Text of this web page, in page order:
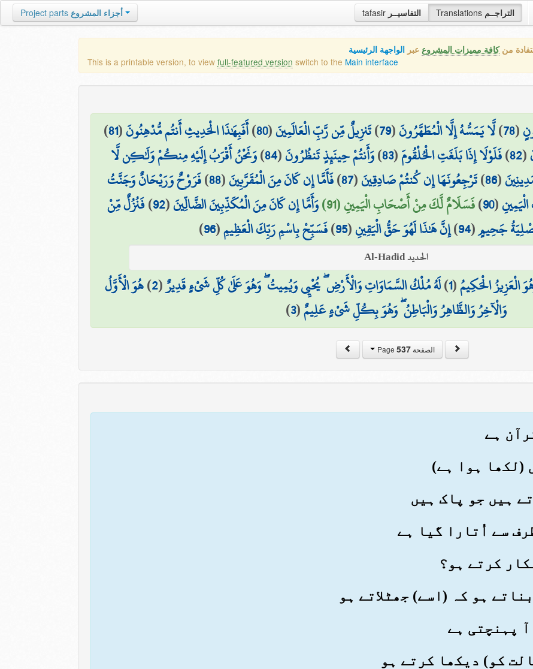
tafasir التفاسيــر Translations التراجــم Project parts أجزاء المشروع
منكافة مميزات المشروع عبر الواجهة الرئيسية
This is a printable version, to view full-featured version switch to the Main interface
(
78
)لَّا يَمَسُّهُ إِلَّا الْمُطَهَّرُونَ(
79
)تَنزِيلٌ مِّن رَّبِّ الْعَالَمِينَ(
80
)أَفَبِهَٰذَا الْحَدِيثِ أَنتُم مُّدْهِنُونَ(
81
)
(
82
)فَلَوْلَا إِذَا بَلَغَتِ الْحُلْقُومَ(
83
)وَأَنتُمْ حِينَئِذٍ تَنظُرُونَ(
84
)وَنَحْنُ أَقْرَبُ إِلَيْهِ مِنكُمْ وَلَٰكِن لَّا
(
86
)تَرْجِعُونَهَا إِن كُنتُمْ صَادِقِينَ(
87
)فَأَمَّا إِن كَانَ مِنَ الْمُقَرَّبِينَ(
88
)فَرَوْحٌ وَرَيْحَانٌ وَجَنَّتُ
(
90
)فَسَلَامٌ لَّكَ مِنْ أَصْحَابِ الْيَمِينِ (91) وَأَمَّا إِن كَانَ مِنَ الْمُكَذِّبِينَ الضَّالِّينَ(
92
)فَنُزُلٌ مِّنْ
جَحِيمٍ(
94
)إِنَّ هَٰذَا لَهُوَ حَقُّ الْيَقِينِ(
95
)فَسَبِّحْ بِاسْمِ رَبِّكَ الْعَظِيمِ(
96
)
الحديد Al-Hadid
الْعَزِيزُ الْحَكِيمُ(
1
)لَهُ مُلْكُ السَّمَاوَاتِ وَالْأَرْضِ ۖ يُحْيِي وَيُمِيتُ ۖ وَهُوَ عَلَىٰ كُلِّ شَيْءٍ قَدِيرٌ(
2
)هُوَ الْأَوَّلُ
وَالْآخِرُ وَالظَّاهِرُ وَالْبَاطِنُ ۖ وَهُوَ بِكُلِّ شَيْءٍ عَلِيمٌ(
3
)
الصفحة Page537